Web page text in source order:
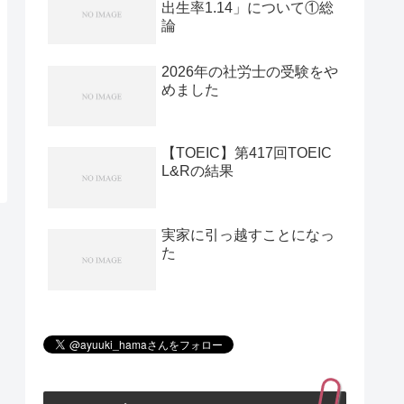
出生率1.14」について①総
論
2026年の社労士の受験をや
めました
【TOEIC】第417回TOEIC
L&Rの結果
実家に引っ越すことになっ
た